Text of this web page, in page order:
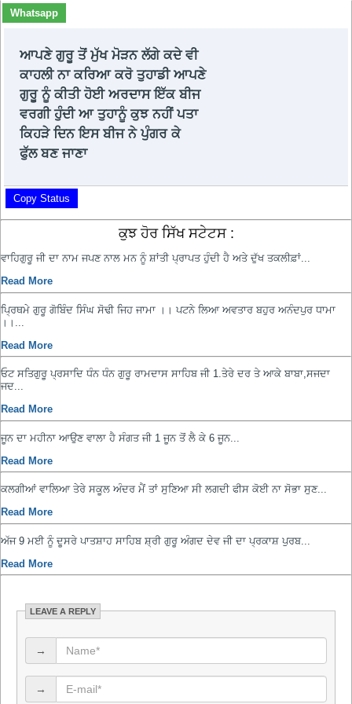
Whatsapp
ਆਪਣੇ ਗੁਰੂ ਤੋਂ ਮੁੱਖ ਮੋੜਨ ਲੱਗੇ ਕਦੇ ਵੀ
ਕਾਹਲੀ ਨਾ ਕਰਿਆ ਕਰੋ ਤੁਹਾਡੀ ਆਪਣੇ
ਗੁਰੂ ਨੂੰ ਕੀਤੀ ਹੋਈ ਅਰਦਾਸ ਇੱਕ ਬੀਜ
ਵਰਗੀ ਹੁੰਦੀ ਆ ਤੁਹਾਨੂੰ ਕੁਝ ਨਹੀਂ ਪਤਾ
ਕਿਹੜੇ ਦਿਨ ਇਸ ਬੀਜ ਨੇ ਪੁੰਗਰ ਕੇ
ਫੁੱਲ ਬਣ ਜਾਣਾ
Copy Status
ਕੁਝ ਹੋਰ ਸਿੱਖ ਸਟੇਟਸ :
ਵਾਹਿਗੁਰੂ ਜੀ ਦਾ ਨਾਮ ਜਪਣ ਨਾਲ ਮਨ ਨੂੰ ਸ਼ਾਂਤੀ ਪ੍ਰਾਪਤ ਹੁੰਦੀ ਹੈ ਅਤੇ ਦੁੱਖ ਤਕਲੀਫ਼ਾਂ...
Read More
ਪ੍ਰਿਥਮੇ ਗੁਰੂ ਗੋਬਿੰਦ ਸਿੰਘ ਸੋਢੀ ਜਿਹ ਜਾਮਾ ।। ਪਟਨੇ ਲਿਆ ਅਵਤਾਰ ਬਹੁਰ ਅਨੰਦਪੁਰ ਧਾਮਾ
‌।।...
Read More
ਓਟ ਸਤਿਗੁਰੂ ਪ੍ਰਸਾਦਿ ਧੰਨ ਧੰਨ ਗੁਰੂ ਰਾਮਦਾਸ ਸਾਹਿਬ ਜੀ 1.ਤੇਰੇ ਦਰ ਤੇ ਆਕੇ ਬਾਬਾ,ਸਜਦਾ
ਜਦ...
Read More
ਜੂਨ ਦਾ ਮਹੀਨਾ ਆਉਣ ਵਾਲਾ ਹੈ ਸੰਗਤ ਜੀ 1 ਜੂਨ ਤੋਂ ਲੈ ਕੇ 6 ਜੂਨ...
Read More
ਕਲਗੀਆਂ ਵਾਲਿਆ ਤੇਰੇ ਸਕੂਲ ਅੰਦਰ ਮੈਂ ਤਾਂ ਸੁਣਿਆ ਸੀ ਲਗਦੀ ਫੀਸ ਕੋਈ ਨਾ ਸੋਭਾ ਸੁਣ...
Read More
ਅੱਜ 9 ਮਈ ਨੂੰ ਦੂਸਰੇ ਪਾਤਸ਼ਾਹ ਸਾਹਿਬ ਸ਼੍ਰੀ ਗੁਰੂ ਅੰਗਦ ਦੇਵ ਜੀ ਦਾ ਪ੍ਰਕਾਸ਼ ਪੁਰਬ...
Read More
LEAVE A REPLY
→
→